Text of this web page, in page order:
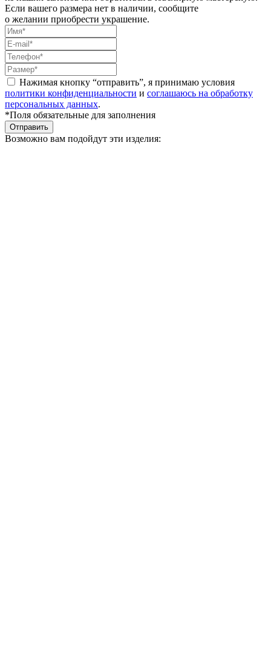
Если вашего размера нет в наличии, сообщите
о желании приобрести украшение.
Нажимая кнопку “отправить”, я принимаю условия
политики конфиденциальности и соглашаюсь на обработку
персональных данных.
*Поля обязательные для заполнения
Отправить
Возможно вам подойдут эти изделия: